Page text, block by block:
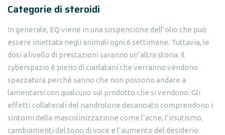
Categorie di steroidi
In generale, EQ viene in una sospensione dell’olio che può
essere iniettata negli animali ogni 6 settimane. Tuttavia, le
dosi a livello di prestazioni saranno un’altra storia. Il
cyberspazio è pieno di ciarlatani che verranno vendono
spazzatura perché sanno che non possono andare a
lamentarsi con qualcuno sul prodotto che si vendono. Gli
effetti collaterali del nandrolone decanoato comprendono i
sintomi della mascolinizzazione come l’acne, l’irsutismo,
cambiamenti del tono di voce e l’aumento del desiderio